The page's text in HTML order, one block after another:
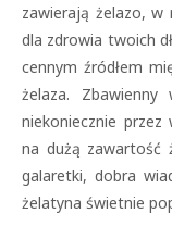
zawierają żelazo,
dla zdrowia twoich
cennym źródłem
żelaza.
niekoniecznie
na dużą zawartość
galaretki, dobra
żelatyna świetnie